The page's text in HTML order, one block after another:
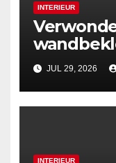
INTERIEUR
JUL 29, 2026
INTERIEUR